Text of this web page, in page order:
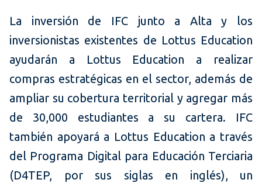
La inversión de IFC junto a Alta y los
inversionistas existentes de Lottus Education
ayudarán a Lottus Education a realizar
compras estratégicas en el sector, además de
ampliar su cobertura territorial y agregar más
de 30,000 estudiantes a su cartera. IFC
también apoyará a Lottus Education a través
del Programa Digital para Educación Terciaria
(D4TEP, por sus siglas en inglés), un